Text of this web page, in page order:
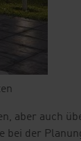
aber auch
bei der